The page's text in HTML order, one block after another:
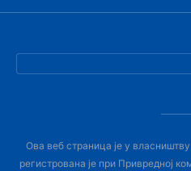
Ова веб страница је у
регистрована је при Привредној